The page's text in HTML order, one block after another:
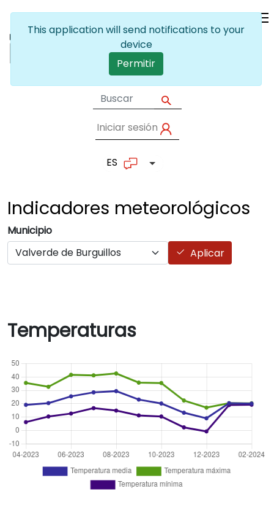
User account
Iniciar sesión
ES Lista adicional de
Indicadores meteorológicos
Municipio
Aplicar
Temperaturas
This application will send notifications to your
device
Permitir